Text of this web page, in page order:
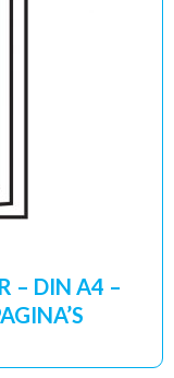
– DIN A4 –